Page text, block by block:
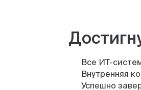
Все ИТ-
Внутренняя
Успешно